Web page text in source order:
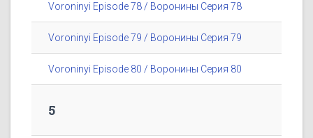
Voroninyi Episode 78 / Воронины Серия 78
Voroninyi Episode 79 / Воронины Серия 79
Voroninyi Episode 80 / Воронины Серия 80
5